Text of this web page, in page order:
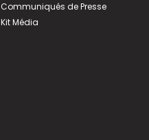
Communiqués de Presse
Kit Média